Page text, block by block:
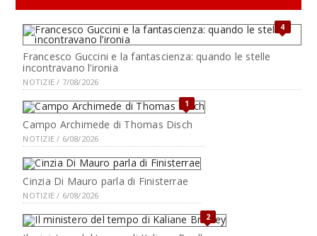
4
Francesco Guccini e la fantascienza: quando le stelle
incontravano l’ironia
NOTIZIE / 7/08/2026
1
Campo Archimede di Thomas Disch
NOTIZIE / 6/08/2026
Cinzia Di Mauro parla di Finisterrae
NOTIZIE / 6/08/2026
2